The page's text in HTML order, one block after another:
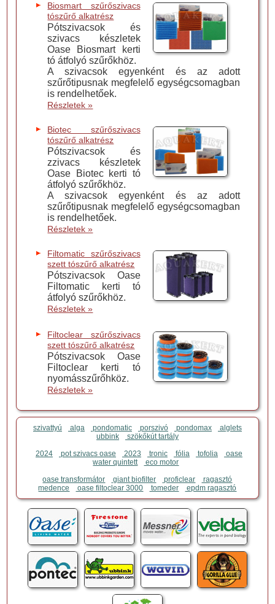
Biosmart szűrőszivacs
tószűrő alkatrész
Pótszivacsok és
szivacs készletek
Oase Biosmart kerti
tó átfolyó szűrőkhöz.
A szivacsok egyenként és az adott
szűrőtipusnak megfelelő egységcsomagban
is rendelhetőek.
Részletek »
Biotec szűrőszivacs
tószűrő alkatrész
Pótszivacsok és
zzivacs készletek
Oase Biotec kerti tó
átfolyó szűrőkhöz.
A szivacsok egyenként és az adott
szűrőtipusnak megfelelő egységcsomagban
is rendelhetőek.
Részletek »
Filtomatic szűrőszivacs
szett tószűrő alkatrész
Pótszivacsok Oase
Filtomatic kerti tó
átfolyó szűrőkhöz.
Részletek »
Filtoclear szűrőszivacs
szett tószűrő alkatrész
Pótszivacsok Oase
Filtoclear kerti tó
nyomásszűrőhköz.
Részletek »
szivattyú alga pondomatic porszivó pondomax
alglets
ubbink
szökőkút tartály
2024
pot szivacs oase 2023 tronic fólia tofolia
oase
water quintett
eco motor
oase transformátor
giant biofilter proficlear
ragasztó
medence
oase filtoclear 3000 tomeder epdm ragasztó